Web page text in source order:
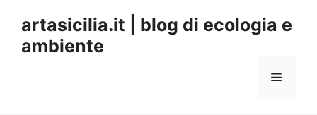
contenuto
artasicilia.it | blog di ecologia e
ambiente
Menu